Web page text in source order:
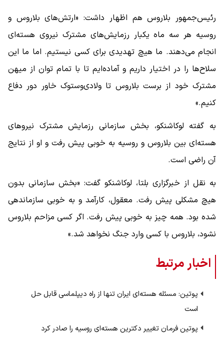
رئیس‌جمهور بلاروس هم اظهار داشت: «ارتش‌های بلاروس و
روسیه هر سه ماه یکبار رزمایش‌های مشترک نیروی هسته‌ای
انجام می‌دهند. ما هیچ تهدیدی برای کسی نیستیم. اما ما این
سلاح‌ها را در اختیار داریم و آماده‌ایم تا با تمام توان از میهن
مشترک خود از برست بلاروس تا ولادی‌وستوک خاور دور دفاع
کنیم.»
به گفته لوکاشنکو، بخش سازمانی رزمایش مشترک نیروهای
هسته‌ای بین بلاروس و روسیه به خوبی پیش رفت و او از نتایج
آن راضی است.
به نقل از خبرگزاری بلتا، لوکاشنکو گفت: «بخش سازمانی بدون
هیچ مشکلی پیش رفت. معقول، کارآمد و به خوبی سازماندهی
شده بود. همه چیز به خوبی پیش رفت. اگر کسی مزاحم بلاروس
نشود، بلاروس با کسی وارد جنگ نخواهد شد.»
اخبار مرتبط
پوتین: مسئله هسته‌ای ایران تنها از راه دیپلماسی قابل حل
است
پوتین فرمان تغییر دکترین هسته‌ای روسیه را صادر کرد